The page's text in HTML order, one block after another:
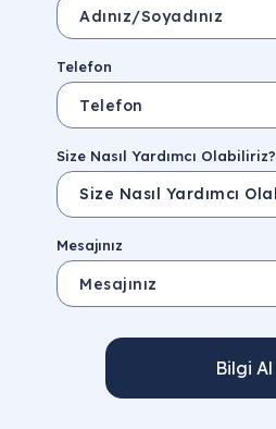
Telefon
Size Nasıl Yardımcı Olabiliriz?
Mesajınız
Bilgi Al